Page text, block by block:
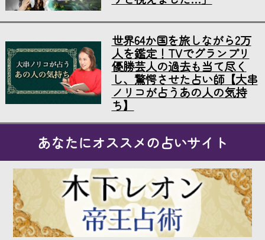
世界64か国を旅しながら2万
人を鑑定！TVでグランプリ
優勝芸人の過去も当て尽く
し、驚愕させた占い師【大串
ノリコが占うあの人の気持
ち】
あなたにオススメの占いサイト